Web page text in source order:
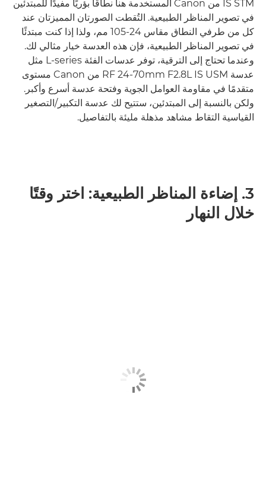
IS STM من Canon المستخدمة هنا نطاقًا بؤريًا مفيدًا للمبتدئين
في تصوير المناظر الطبيعية. التُقطت الصورتان المميزتان عند
كل من طرفي النطاق مقاس 24-105 مم، ولذا إذا كنت مبتدئًا
في تصوير المناظر الطبيعية، فإن هذه العدسة خيار مثالي لك.
وعندما تحتاج إلى الترقية، توفر عدسات الفئة L-series مثل
عدسة RF 24-70mm F2.8L IS USM من Canon مستوى
متقدمًا في مقاومة العوامل الجوية وفتحة عدسة أسرع وأكبر.
ولكن بالنسبة إلى المبتدئين، ستتيح لك عدسة التكبير/التصغير
القياسية التقاط مشاهد مذهلة مليئة بالتفاصيل.
3. إضاءة المناظر الطبيعية: اختر وقتًا
خلال النهار